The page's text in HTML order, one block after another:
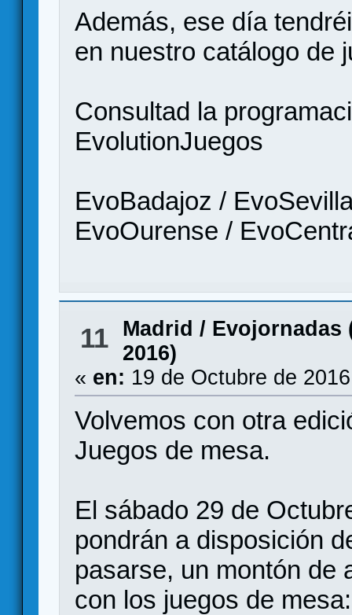
Además, ese día
en nuestro catálogo de
Consultad la
EvolutionJuegos
EvoBadajoz /
EvoOurense /
11 Madrid / Evojornadas
2016)
« en: 19 de Octubre de
Volvemos con otra
Juegos de mesa.
El sábado 29 de
pondrán a disposición
pasarse, un montón de
con los juegos de mesa: